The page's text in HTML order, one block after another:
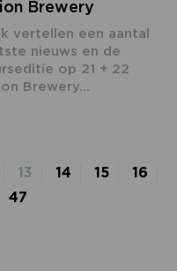
Brewery
vertellen een aantal
nieuws en de
op 21 + 22
Brewery...
13 14 15
16
47